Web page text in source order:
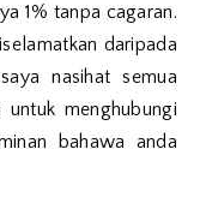
1% tanpa cagaran.
daripada
nasihat semua
menghubungi
bahawa anda